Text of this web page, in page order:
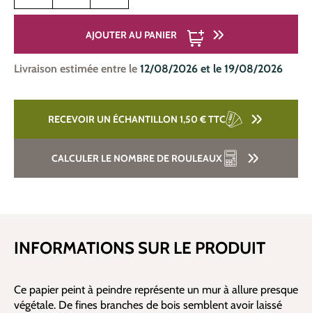
AJOUTER AU PANIER
Livraison estimée entre le 12/08/2026 et le 19/08/2026
RECEVOIR UN ÉCHANTILLON 1,50 €TTC
CALCULER LE NOMBRE DE ROULEAUX
INFORMATIONS SUR LE PRODUIT
Ce papier peint à peindre représente un mur à allure presque
végétale. De fines branches de bois semblent avoir laissé